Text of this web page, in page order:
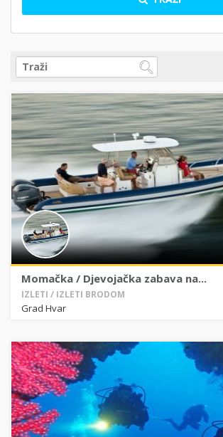
Momačka / Djevojačka zabava na...
IZLETI / IZLETI BRODOM
Grad Hvar